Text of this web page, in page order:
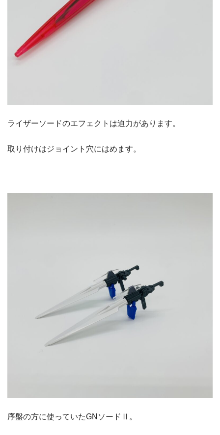
ライザーソードのエフェクトは迫力があります。
取り付けはジョイント穴にはめます。
序盤の方に使っていたGNソードⅡ。